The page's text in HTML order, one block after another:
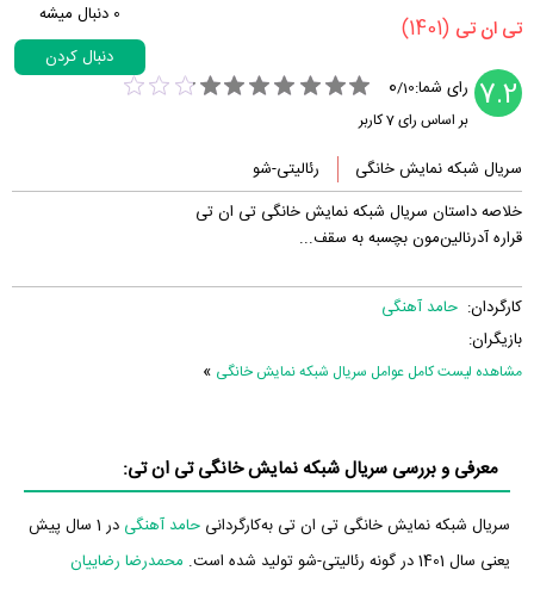
‏تی ان تی‏ (1401)
0 دنبال میشه
دنبال کردن
7.2 رای شما: 0/10
بر اساس رای7کاربر
سریال شبکه نمایش خانگی
رئالیتی-شو
خلاصه داستان سریال شبکه نمایش خانگی تی ان تی
قراره آدرنالین‌مون بچسبه به سقف...
کارگردان: حامد آهنگی
بازیگران:
مشاهده لیست کامل عوامل سریال شبکه نمایش خانگی »
معرفی و بررسی سریال شبکه نمایش خانگی تی ان تی:
سریال شبکه نمایش خانگی تی ان تی به‌کارگردانی حامد آهنگی
در 1 سال پیش
یعنی سال 1401 در گونه رئالیتی-شو تولید شده است.
محمدرضا رضاییان